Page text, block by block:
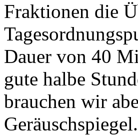
Fraktionen die
Dauer von 40
gute halbe
brauchen wir